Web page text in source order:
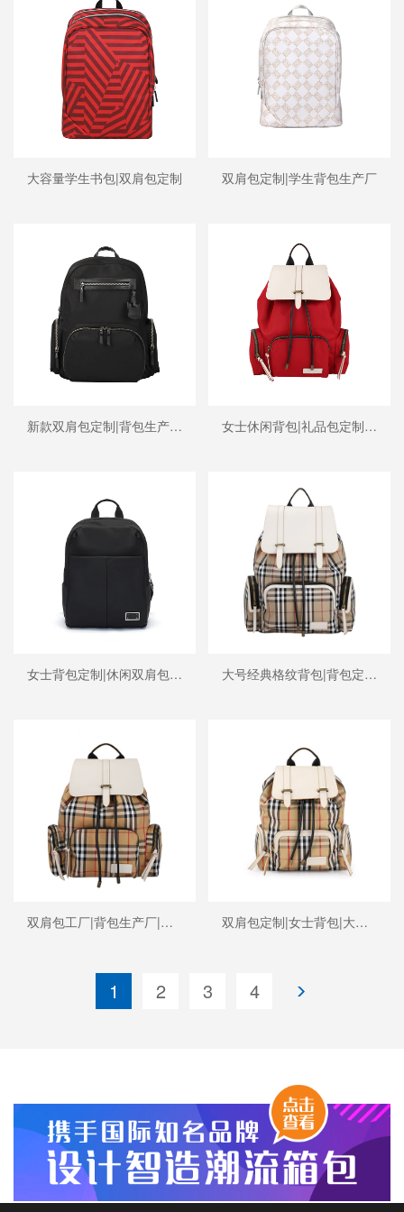
大容量学生书包|双肩包定制 双肩包定制|学生背包生产厂
新款双肩包定制|背包生产厂|东莞背包工厂 女士休闲背包|礼品包定制|品牌代工双肩包
女士背包定制|休闲双肩包|背包工厂 大号经典格纹背包|背包定制|背包生产厂
双肩包工厂|背包生产厂|双肩包订做 双肩包定制|女士背包|大牌代工厂
1 2 3 4